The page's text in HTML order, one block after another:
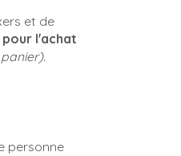
et de
l'achat
personne